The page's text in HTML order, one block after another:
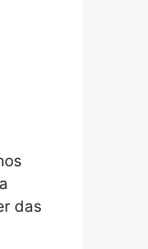
das